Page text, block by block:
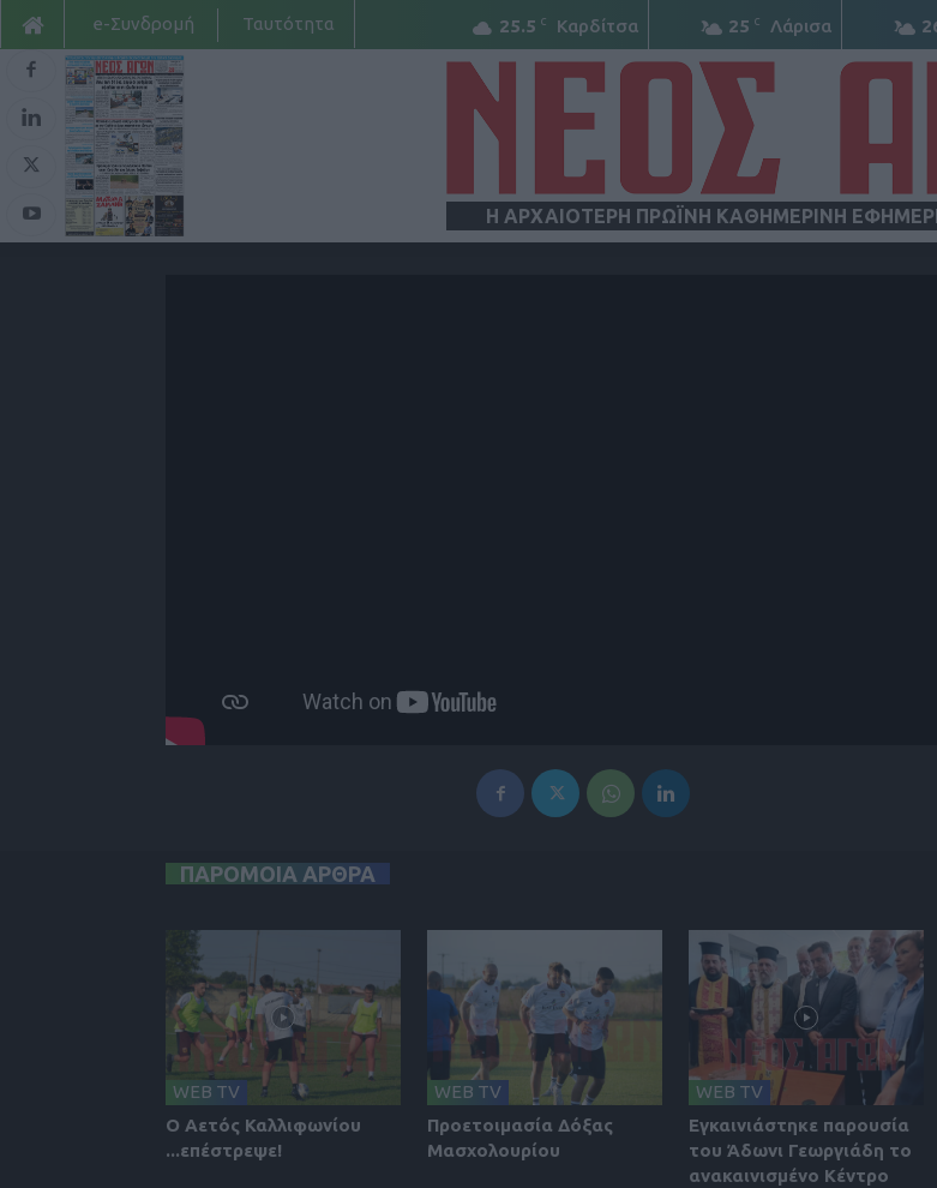
25.5 C Καρδίτσα 25 C Λάρισα
e-Συνδρομή Ταυτότητα
Η ΑΡΧΑΙΟΤΕΡΗ ΠΡΩΪΝΗ ΚΑΘΗΜΕΡΙΝΗ
ΠΑΡΟΜΟΙΑ ΑΡΘΡΑ
WEB TV
Ο Αετός Καλλιφωνίου
...επέστρεψε!
WEB TV
Προετοιμασία Δόξας
Μασχολουρίου
WEB TV
Εγκαινιάστηκε παρουσία
του Άδωνι Γεωργιάδη το
ανακαινισμένο Κέντρο